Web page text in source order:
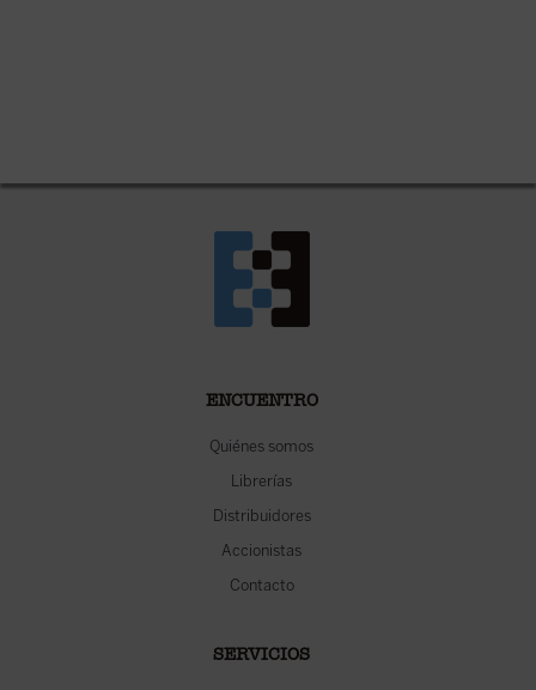
ENCUENTRO
Quiénes somos
Librerías
Distribuidores
Accionistas
Contacto
SERVICIOS